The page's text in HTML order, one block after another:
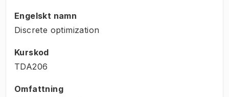
Engelskt namn
Discrete optimization
Kurskod
TDA206
Omfattning